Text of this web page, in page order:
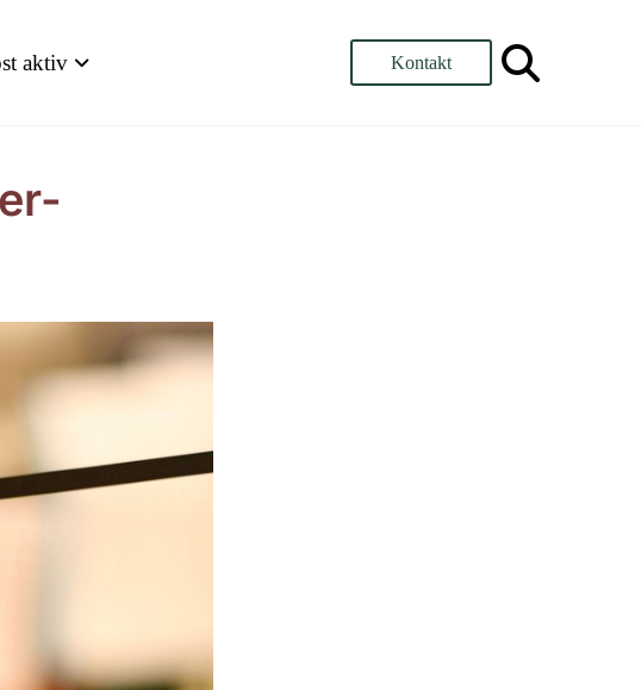
aktiv Kontakt